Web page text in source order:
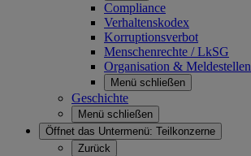
Compliance
Verhaltenskodex
Korruptionsverbot
Menschenrechte / LkSG
Organisation & Meldestellen
Menü schließen
Geschichte
Menü schließen
Öffnet das Untermenü: Teilkonzerne
Zurück